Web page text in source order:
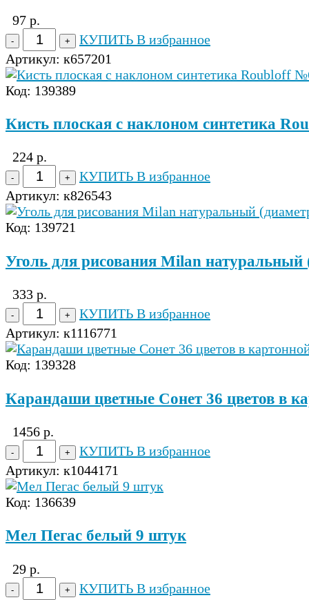
97 р.
КУПИТЬ В избранное
Артикул: к657201
Код: 139389
Кисть плоская с наклоном синтетика
224 р.
КУПИТЬ В избранное
Артикул: к826543
Код: 139721
Уголь для рисования Milan
333 р.
КУПИТЬ В избранное
Артикул: к1116771
Код: 139328
Карандаши цветные Сонет 36 цветов в
1456 р.
КУПИТЬ В избранное
Артикул: к1044171
Код: 136639
Мел Пегас белый 9 штук
29 р.
КУПИТЬ В избранное